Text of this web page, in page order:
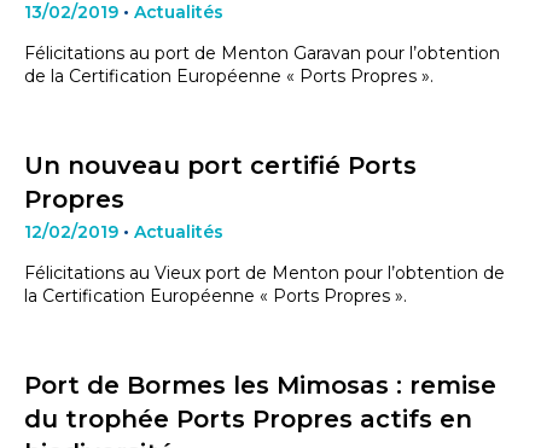
13/02/2019 • Actualités
Félicitations au port de Menton Garavan pour l’obtention
de la Certification Européenne « Ports Propres ».
Un nouveau port certifié Ports
Propres
12/02/2019 • Actualités
Félicitations au Vieux port de Menton pour l’obtention de
la Certification Européenne « Ports Propres ».
Port de Bormes les Mimosas : remise
du trophée Ports Propres actifs en